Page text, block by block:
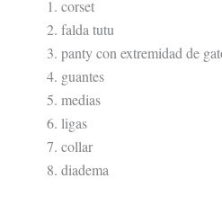
corset
falda tutu
panty con extremidad de
guantes
medias
ligas
collar
diadema